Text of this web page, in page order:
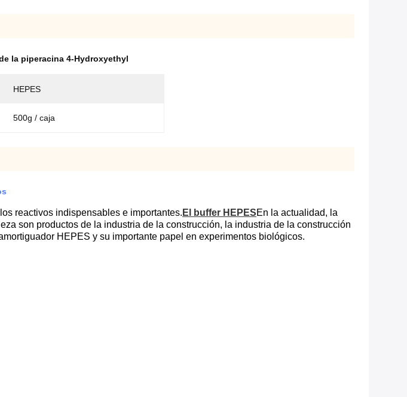
la piperacina 4-Hydroxyethyl
HEPES
500g / caja
reactivos indispensables e importantes. El buffer HEPESEn la actualidad, la
son productos de la industria de la construcción, la industria de la construcción
HEPES y su importante papel en experimentos biológicos.